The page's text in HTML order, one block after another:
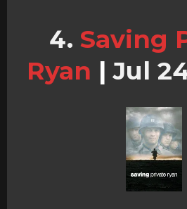
Saving
Ryan | Jul